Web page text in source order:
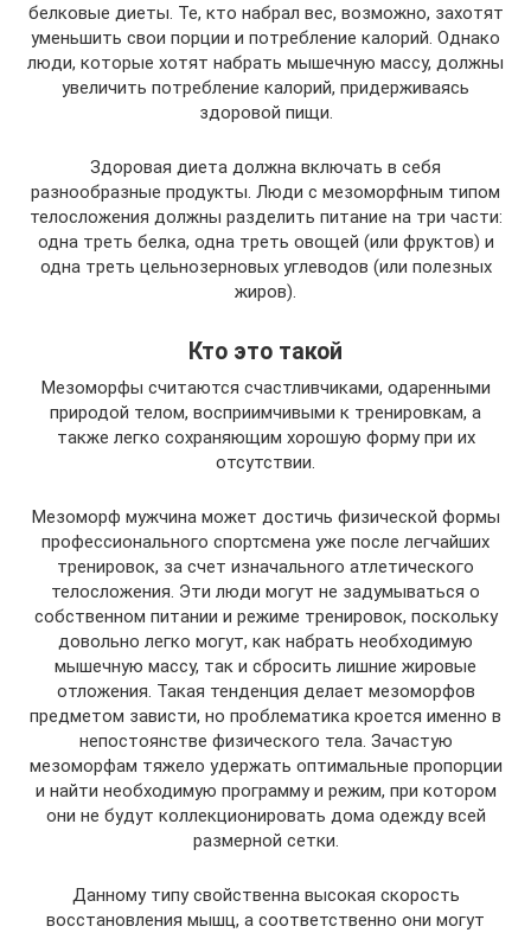
белковые диеты. Те, кто набрал вес, возможно, захотят
уменьшить свои порции и потребление калорий. Однако
люди, которые хотят набрать мышечную массу, должны
увеличить потребление калорий, придерживаясь
здоровой пищи.
Здоровая диета должна включать в себя
разнообразные продукты. Люди с мезоморфным типом
телосложения должны разделить питание на три части:
одна треть белка, одна треть овощей (или фруктов) и
одна треть цельнозерновых углеводов (или полезных
жиров).
Кто это такой
Мезоморфы считаются счастливчиками, одаренными
природой телом, восприимчивыми к тренировкам, а
также легко сохраняющим хорошую форму при их
отсутствии.
Мезоморф мужчина может достичь физической формы
профессионального спортсмена уже после легчайших
тренировок, за счет изначального атлетического
телосложения. Эти люди могут не задумываться о
собственном питании и режиме тренировок, поскольку
довольно легко могут, как набрать необходимую
мышечную массу, так и сбросить лишние жировые
отложения. Такая тенденция делает мезоморфов
предметом зависти, но проблематика кроется именно в
непостоянстве физического тела. Зачастую
мезоморфам тяжело удержать оптимальные пропорции
и найти необходимую программу и режим, при котором
они не будут коллекционировать дома одежду всей
размерной сетки.
Данному типу свойственна высокая скорость
восстановления мышц, а соответственно они могут